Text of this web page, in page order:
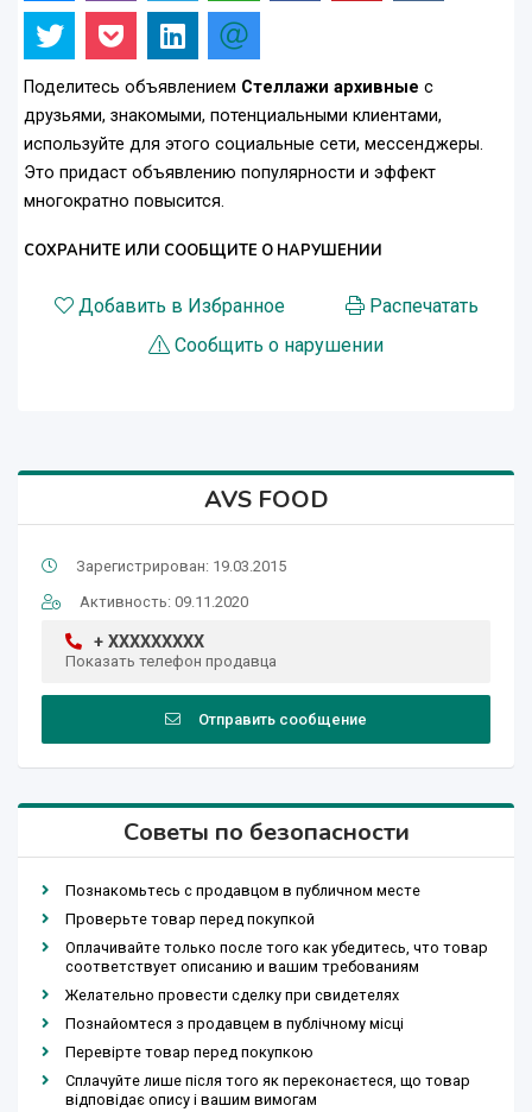
Поделитесь объявлением Стеллажи архивные с
друзьями, знакомыми, потенциальными клиентами,
используйте для этого социальные сети, мессенджеры.
Это придаст объявлению популярности и эффект
многократно повысится.
СОХРАНИТЕ ИЛИ СООБЩИТЕ О НАРУШЕНИИ
Добавить в Избранное
Распечатать
Сообщить о нарушении
AVS FOOD
Зарегистрирован: 19.03.2015
Активность: 09.11.2020
+ XXXXXXXXX
Показать телефон продавца
Отправить сообщение
Советы по безопасности
Познакомьтесь с продавцом в публичном месте
Проверьте товар перед покупкой
Оплачивайте только после того как убедитесь, что товар
соответствует описанию и вашим требованиям
Желательно провести сделку при свидетелях
Познайомтеся з продавцем в публічному місці
Перевірте товар перед покупкою
Сплачуйте лише після того як переконаєтеся, що товар
відповідає опису і вашим вимогам